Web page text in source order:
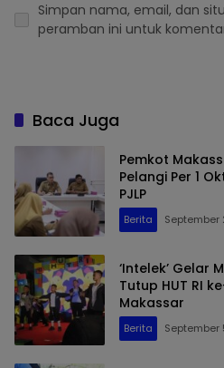
Simpan nama, email, dan
peramban ini untuk
Baca Juga
Pemkot
Pelangi Per 1
PJLP
Berita September
‘Intelek’ Gelar
Tutup HUT RI
Makassar
Berita September